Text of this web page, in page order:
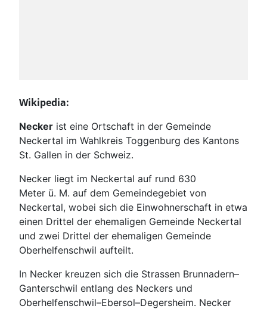
Wikipedia:
Necker ist eine Ortschaft in der Gemeinde
Neckertal im Wahlkreis Toggenburg des Kantons
St. Gallen in der Schweiz.
Necker liegt im Neckertal auf rund 630
Meter ü. M. auf dem Gemeindegebiet von
Neckertal, wobei sich die Einwohnerschaft in etwa
einen Drittel der ehemaligen Gemeinde Neckertal
und zwei Drittel der ehemaligen Gemeinde
Oberhelfenschwil aufteilt.
In Necker kreuzen sich die Strassen Brunnadern–
Ganterschwil entlang des Neckers und
Oberhelfenschwil–Ebersol–Degersheim. Necker